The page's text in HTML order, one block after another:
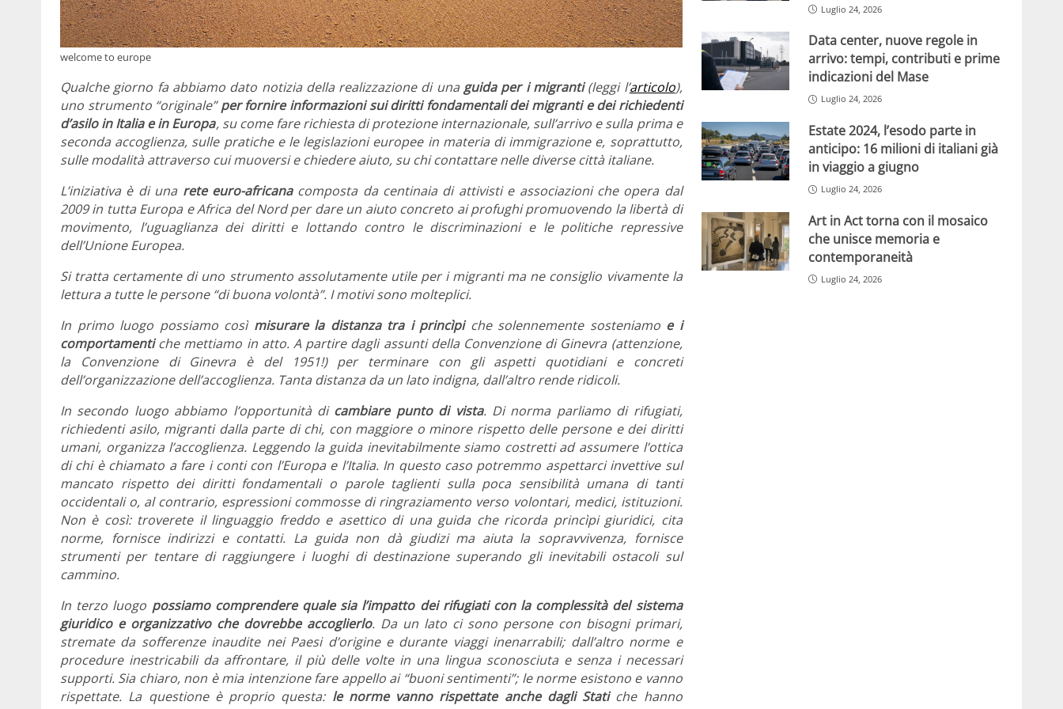
welcome to europe
Qualche giorno fa abbiamo dato notizia della realizzazione di unaguida per i migranti(leggi l’articolo),
uno strumento “originale”per fornire informazionisui diritti fondamentali dei migranti e dei richiedenti
d’asilo in Italia e in Europa, su come fare richiesta di protezione internazionale, sull’arrivo e sulla prima e
seconda accoglienza, sulle pratiche e le legislazioni europee in materia di immigrazione e, soprattutto,
sulle modalità attraverso cui muoversi e chiedere aiuto, su chi contattare nelle diverse città italiane.
L’iniziativa è di una rete euro-africanacomposta da centinaia di attivisti e associazioni che opera dal
2009 in tutta Europa e Africa del Nord per dare un aiuto concreto ai profughi promuovendo la libertà di
movimento, l’uguaglianza dei diritti e lottando contro le discriminazioni e le politiche repressive
dell’Unione Europea.
Si tratta certamente di uno strumento assolutamente utile per i migranti ma ne consiglio vivamente la
lettura a tutte le persone “di buona volontà”. I motivi sono molteplici.
In primo luogo possiamo così misurare la distanza tra i princìpiche solennemente sosteniamo e i
comportamentiche mettiamo in atto. A partire dagli assunti della Convenzione di Ginevra (attenzione,
la Convenzione di Ginevra è del 1951!) per terminare con gli aspetti quotidiani e concreti
dell’organizzazione dell’accoglienza. Tanta distanza da un lato indigna, dall’altro rende ridicoli.
In secondo luogo abbiamo l’opportunità di cambiare punto di vista. Di norma parliamo di rifugiati,
richiedenti asilo, migranti dalla parte di chi, con maggiore o minore rispetto delle persone e dei diritti
umani, organizza l’accoglienza. Leggendo la guida inevitabilmente siamo costretti ad assumere l’ottica
di chi è chiamato a fare i conti con l’Europa e l’Italia. In questo caso potremmo aspettarci invettive sul
mancato rispetto dei diritti fondamentali o parole taglienti sulla poca sensibilità umana di tanti
occidentali o, al contrario, espressioni commosse di ringraziamento verso volontari, medici, istituzioni.
Non è così: troverete il linguaggio freddo e asettico di una guida che ricorda princìpi giuridici, cita
norme, fornisce indirizzi e contatti. La guida non dà giudizi ma aiuta la sopravvivenza, fornisce
strumenti per tentare di raggiungere i luoghi di destinazione superando gli inevitabili ostacoli sul
cammino.
In terzo luogo possiamo comprendere quale sia l’impatto dei rifugiati con la complessità del sistema
giuridico e organizzativo che dovrebbe accoglierlo. Da un lato ci sono persone con bisogni primari,
stremate da sofferenze inaudite nei Paesi d’origine e durante viaggi inenarrabili; dall’altro norme e
procedure inestricabili da affrontare, il più delle volte in una lingua sconosciuta e senza i necessari
supporti. Sia chiaro, non è mia intenzione fare appello ai “buoni sentimenti”; le norme esistono e vanno
rispettate. La questione è proprio questa: le norme vanno rispettate anche dagli Stati che hanno
Luglio 24, 2026
Data center, nuove regole in
arrivo: tempi, contributi e prime
indicazioni del Mase
Luglio 24, 2026
Estate 2024, l’esodo parte in
anticipo: 16 milioni di italiani già
in viaggio a giugno
Luglio 24, 2026
Art in Act torna con il mosaico
che unisce memoria e
contemporaneità
Luglio 24, 2026